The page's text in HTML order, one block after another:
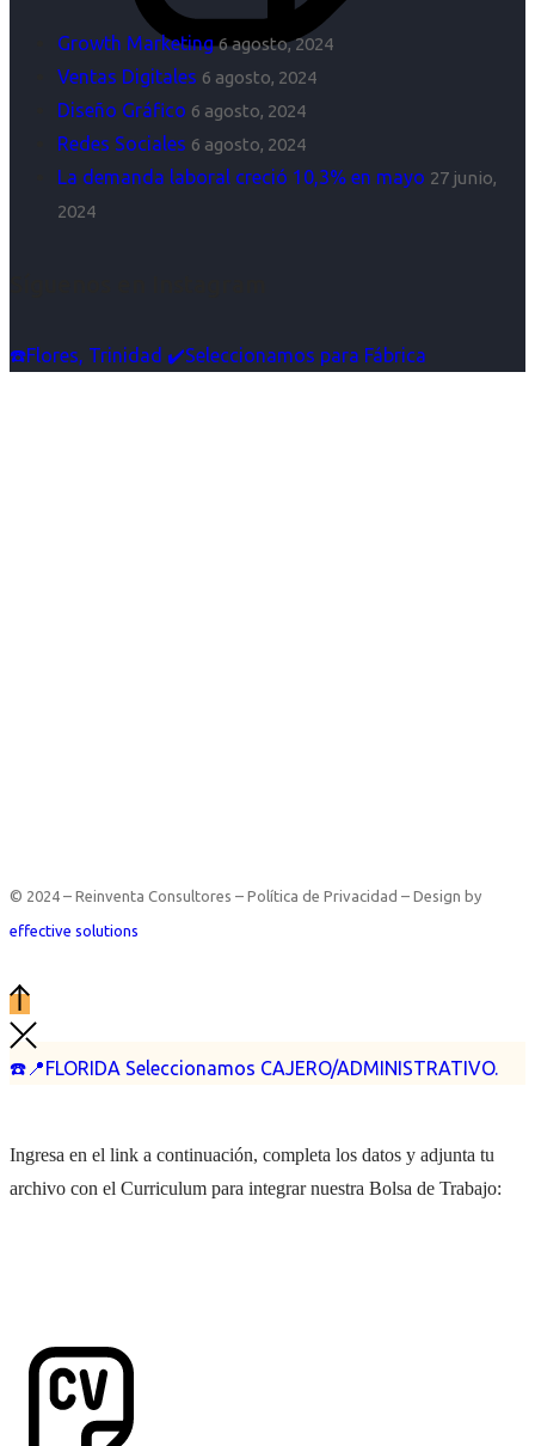
Growth Marketing 6 agosto, 2024
Ventas Digitales 6 agosto, 2024
Diseño Gráfico 6 agosto, 2024
Redes Sociales 6 agosto, 2024
La demanda laboral creció 10,3% en mayo 27 junio,
2024
☎️Flores, Trinidad ✔️Seleccionamos para Fábrica
☎️📍FLORIDA Seleccionamos CAJERO/ADMINISTRATIVO.
© 2024 – Reinventa Consultores – Política de Privacidad – Design by
effective solutions
Ingresa en el link a continuación, completa los datos y adjunta tu
archivo con el Curriculum para integrar nuestra Bolsa de Trabajo: